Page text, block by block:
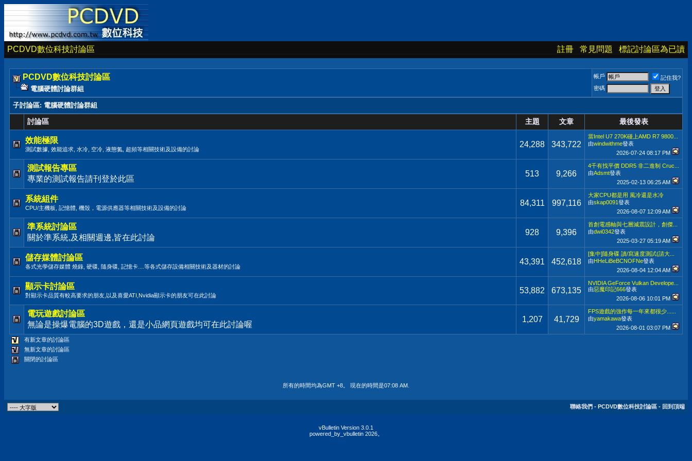
PCDVD數位科技討論區 註冊 常見問題 標記討論區為已讀
PCDVD數位科技討論區
電腦硬體討論群組
帳戶
記住我?
密碼
子討論區: 電腦硬體討論群組
討論區 主題 文章 最後發表
效能極限
測試數據, 效能追求, 水冷, 空冷, 液態氮, 超頻等相關技術及設備的討論
24,288 343,722
當Intel U7 270K碰上AMD R7 9800...
由windwithme發表
2026-07-24 08:17 PM
測試報告專區
專業的測試報告請刊登於此區
513 9,266
4千有找平價 DDR5 非二進制 Cruc...
由Adsmt發表
2025-02-13 06:25 AM
系統組件
CPU/主機板, 記憶體, 機殼，電源供應器等相關技術及設備的討論
84,311 997,116
大家CPU都是用 風冷還是水冷
由skap0091發表
2026-08-07 12:09 AM
準系統討論區
關於準系統,及相關週邊,皆在此討論
928 9,396
首創電感軸與七層減震設計，創傑...
由dwi0342發表
2025-03-27 05:19 AM
儲存媒體討論區
各式光學儲存媒體 燒錄, 硬碟, 隨身碟, 記憶卡....等各式儲存設備相關技術及器材的討論
43,391 452,618
[集中]隨身碟 讀/寫速度測試(請大...
由HHeLiBeBCNOFNe發表
2026-08-04 12:04 AM
顯示卡討論區
對顯示卡品質有較高要求的朋友,以及喜愛ATI,Nvidia顯示卡的朋友可在此討論
53,882 673,135
NVIDIA GeForce Vulkan Develope...
由惡魔印記666發表
2026-08-06 10:01 PM
電玩遊戲討論區
無論是操爆電腦的3D遊戲，還是小品網頁遊戲均可在此討論喔
1,207 41,729
FPS遊戲的強作每一年來都很少......
由yamakawa發表
2026-08-01 03:07 PM
有新文章的討論區
無新文章的討論區
關閉的討論區
所有的時間均為GMT +8。 現在的時間是07:08 AM
聯絡我們 - PCDVD數位科技討論區 - 回到頂端
vBulletin Version 3.0.1
powered_by_vbulletin 2026。